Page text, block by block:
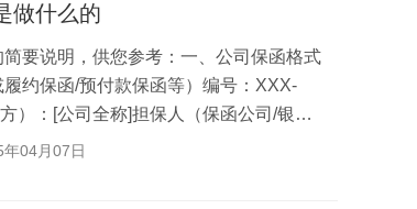
做什么的
要说明，供您参考：一、公司保函格式
约保函/预付款保函等）编号：XXX-
）：[公司全称]担保人（保函公司/银
04月07日